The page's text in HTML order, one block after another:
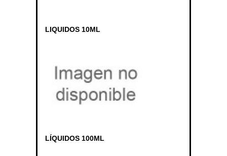
LIQUIDOS 10ML
LÍQUIDOS 100ML